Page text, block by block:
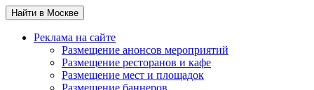
Найти в Москве
Реклама на сайте
Размещение анонсов мероприятий
Размещение ресторанов и кафе
Размещение мест и площадок
Размещение баннеров